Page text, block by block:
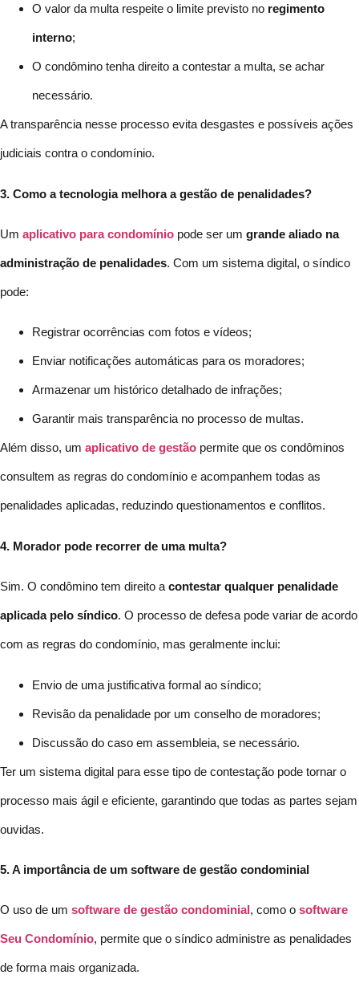
O valor da multa respeite o limite previsto no regimento
interno;
O condômino tenha direito a contestar a multa, se achar
necessário.
A transparência nesse processo evita desgastes e possíveis ações
judiciais contra o condomínio.
3. Como a tecnologia melhora a gestão de penalidades?
Um aplicativo para condomínio pode ser um grande aliado na
administração de penalidades. Com um sistema digital, o síndico
pode:
Registrar ocorrências com fotos e vídeos;
Enviar notificações automáticas para os moradores;
Armazenar um histórico detalhado de infrações;
Garantir mais transparência no processo de multas.
Além disso, um aplicativo de gestão permite que os condôminos
consultem as regras do condomínio e acompanhem todas as
penalidades aplicadas, reduzindo questionamentos e conflitos.
4. Morador pode recorrer de uma multa?
Sim. O condômino tem direito a contestar qualquer penalidade
aplicada pelo síndico. O processo de defesa pode variar de acordo
com as regras do condomínio, mas geralmente inclui:
Envio de uma justificativa formal ao síndico;
Revisão da penalidade por um conselho de moradores;
Discussão do caso em assembleia, se necessário.
Ter um sistema digital para esse tipo de contestação pode tornar o
processo mais ágil e eficiente, garantindo que todas as partes sejam
ouvidas.
5. A importância de um software de gestão condominial
O uso de um software de gestão condominial, como o software
Seu Condomínio, permite que o síndico administre as penalidades
de forma mais organizada.